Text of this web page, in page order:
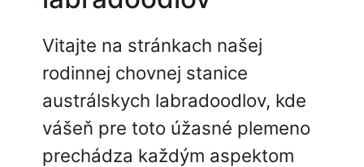
Vitajte na stránkach našej
rodinnej chovnej stanice
austrálskych labradoodlov, kde
vášeň pre toto úžasné plemeno
prechádza každým aspektom